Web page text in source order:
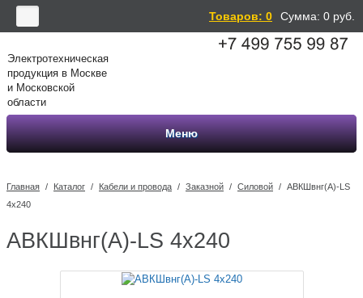
Товаров: 0 Сумма: 0 руб.
Электротехническая
продукция в Москве
и Московской
области
Меню
Главная / Каталог / Кабели и провода / Заказной / Силовой / АВКШвнг(А)-LS
4х240
АВКШвнг(А)-LS 4х240